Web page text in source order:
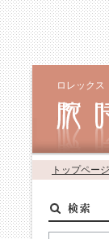
ロレック
トップページ